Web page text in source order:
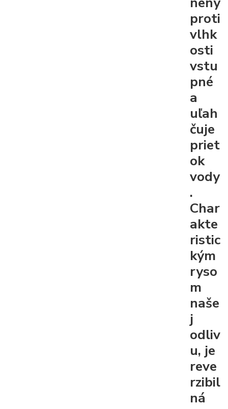
proti
vlhk
osti
vstu
pné
a
uľah
čuje
priet
ok
vody
.
Char
akte
ristic
kým
ryso
m
naše
j
odliv
u, je
reve
rzibil
ná